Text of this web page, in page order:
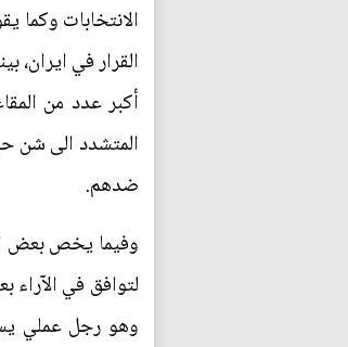
الانتخابات
القرار في
أكبر عدد من
المتشدد الى شن
ضدهم.
وفيما يخص بعض
لتوافق في
وهو رجل عملي